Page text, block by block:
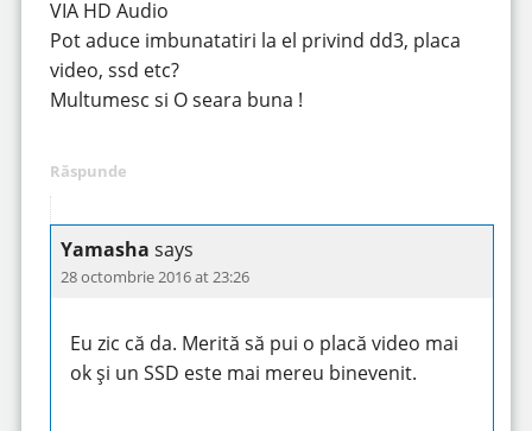
VIA HD Audio
Pot aduce imbunatatiri la el privind dd3, placa
video, ssd etc?
Multumesc si O seara buna !
Răspunde
Yamasha says
28 octombrie 2016 at 23:26
Eu zic că da. Merită să pui o placă video mai
ok și un SSD este mai mereu binevenit.